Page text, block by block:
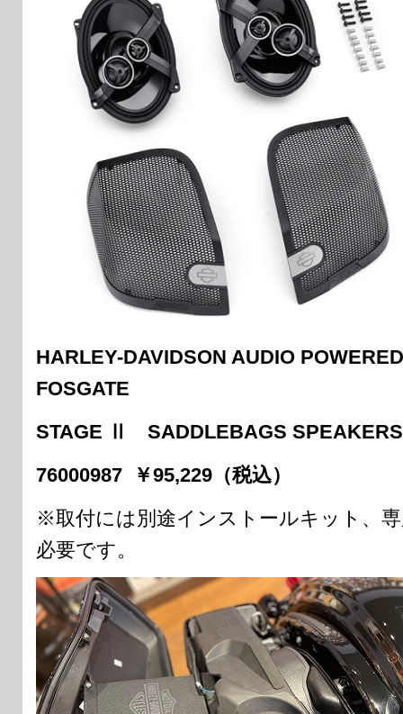
HARLEY-DAVIDSON AUDIO
FOSGATE
STAGE Ⅱ SADDLEBAGS SPEAKERS
76000987 ￥95,229（税込）
※取付には別途インストールキット、
必要です。